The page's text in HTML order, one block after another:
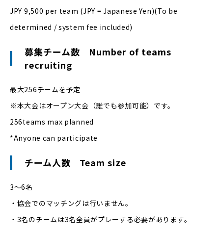
JPY 9,500 per team (JPY = Japanese Yen)(To be
determined / system fee included)
募集チーム数 Number of teams
recruiting
最大256チームを予定
※本大会はオープン大会（誰でも参加可能）です。
256teams max planned
*Anyone can participate
チーム人数 Team size
3〜6名
・協会でのマッチングは行いません。
・3名のチームは3名全員がプレーする必要があります。